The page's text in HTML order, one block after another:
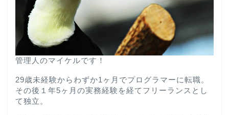
管理人のマイケルです！
29歳未経験からわずか1ヶ月でプログラマーに転職。
その後１年5ヶ月の実務経験を経てフリーランスとし
て独立。